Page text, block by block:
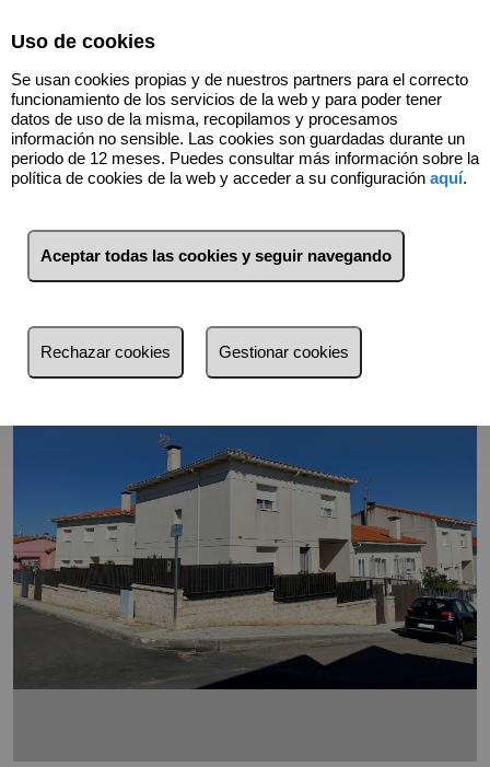
Volver
Uso de cookies
Se usan cookies propias y de nuestros partners para el correcto
funcionamiento de los servicios de la web y para poder tener
datos de uso de la misma, recopilamos y procesamos
información no sensible. Las cookies son guardadas durante un
periodo de 12 meses. Puedes consultar más información sobre la
política de cookies de la web y acceder a su configuración aquí.
Aceptar todas las cookies y seguir navegando
Rechazar cookies Gestionar cookies